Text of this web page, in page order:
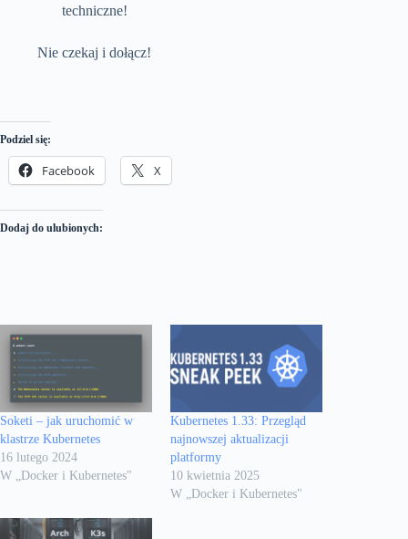
techniczne!
Nie czekaj i dołącz!
Podziel się:
Facebook X
Dodaj do ulubionych:
Soketi – jak uruchomić w
klastrze Kubernetes
16 lutego 2024
W „Docker i Kubernetes"
Kubernetes 1.33: Przegląd
najnowszej aktualizacji
platformy
10 kwietnia 2025
W „Docker i Kubernetes"